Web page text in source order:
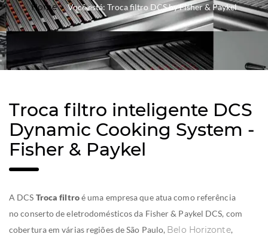
Home Você está: Troca filtro DCS by Fisher & Paykel
Troca filtro inteligente DCS
Dynamic Cooking System -
Fisher & Paykel
A DCS Troca filtroé uma empresa que atua como referência
no conserto de eletrodomésticos da Fisher & Paykel DCS, com
cobertura em várias regiões de São Paulo, Belo Horizonte,